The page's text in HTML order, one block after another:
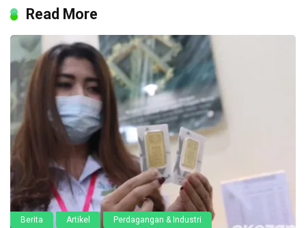
Read More
Berita Artikel Perdagangan & Industri